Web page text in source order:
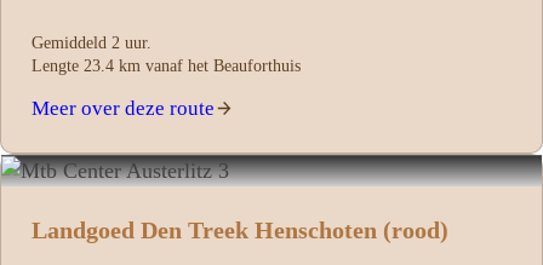
Gemiddeld 2 uur.
Lengte 23.4 km vanaf het Beauforthuis
Meer over deze route
Landgoed Den Treek Henschoten (rood)